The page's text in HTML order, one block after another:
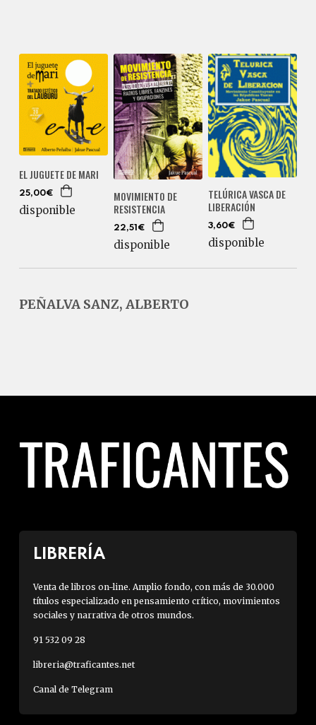
EL JUGUETE DE MARI
25,00€
disponible
MOVIMIENTO DE
RESISTENCIA
22,51€
disponible
TELÚRICA VASCA DE
LIBERACIÓN
3,60€
disponible
PEÑALVA SANZ, ALBERTO
LIBRERÍA
Venta de libros on-line. Amplio fondo, con más de 30.000
títulos especializado en pensamiento crítico, movimientos
sociales y narrativa de otros mundos.
91 532 09 28
libreria@traficantes.net
Canal de Telegram